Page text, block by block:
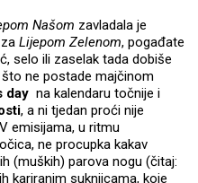
Našom zavladala je
Lijepom Zelenom, pogađate
selo ili zaselak tada dobiše
ne postade majčinom
day na kalendaru točnije i
, a ni tjedan proći nije
emisijama, u ritmu
ne procupka kakav
(muških) parova nogu (čitaj:
kariranim suknjicama, koje